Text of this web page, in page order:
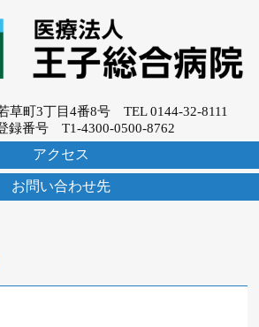
草町3丁目4番8号 TEL 0144-32-8111
録番号 T1-4300-0500-8762
アクセス
お問い合わせ先